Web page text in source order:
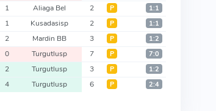
1 Aliaga Bel 2 Р 1:1
1 Kusadasisp 2 Р 1:1
2 Mardin BB 3 Р 1:2
0 Turgutlusp 7 Р 7:0
2 Turgutlusp 3 Р 1:2
4 Turgutlusp 6 Р 2:4